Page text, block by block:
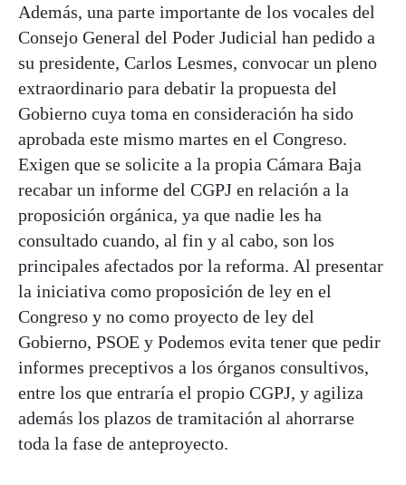
Además, una parte importante de los vocales del
Consejo General del Poder Judicial han pedido a
su presidente, Carlos Lesmes, convocar un pleno
extraordinario para debatir la propuesta del
Gobierno cuya toma en consideración ha sido
aprobada este mismo martes en el Congreso.
Exigen que se solicite a la propia Cámara Baja
recabar un informe del CGPJ en relación a la
proposición orgánica, ya que nadie les ha
consultado cuando, al fin y al cabo, son los
principales afectados por la reforma. Al presentar
la iniciativa como proposición de ley en el
Congreso y no como proyecto de ley del
Gobierno, PSOE y Podemos evita tener que pedir
informes preceptivos a los órganos consultivos,
entre los que entraría el propio CGPJ, y agiliza
además los plazos de tramitación al ahorrarse
toda la fase de anteproyecto.